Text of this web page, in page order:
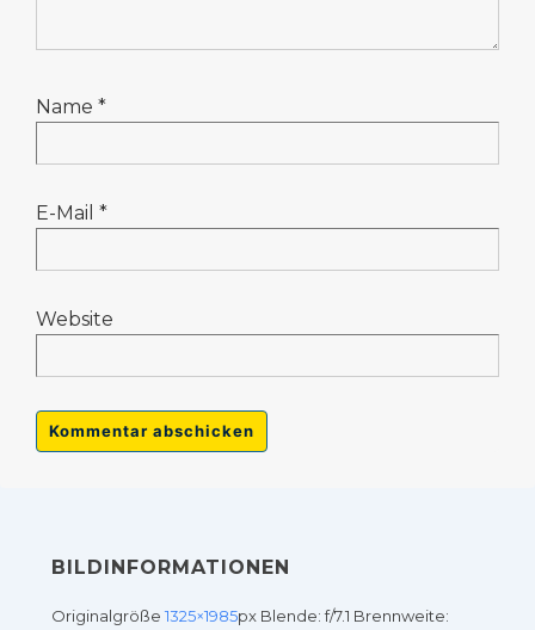
Name *
E-Mail *
Website
BILDINFORMATIONEN
Originalgröße 1325×1985px Blende: f/7.1 Brennweite: